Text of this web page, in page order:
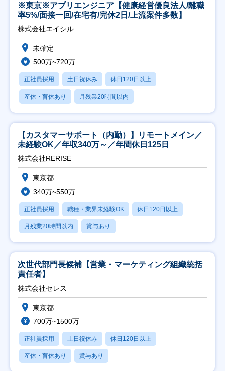
※東京※アプリエンジニア【健康経営優良法人/離職
率5%/面接一回/在宅有/完休2日/上流案件多数】
株式会社エイシル
未確定
500万~720万
正社員採用 土日祝休み 休日120日以上
産休・育休あり 月残業20時間以内
【カスタマーサポート（内勤）】リモートメイン／
未経験OK／年収340万～／年間休日125日
株式会社RERISE
東京都
340万~550万
正社員採用 職種・業界未経験OK 休日120日以上
月残業20時間以内 賞与あり
次世代部門長候補【営業・マーケティング組織統括
責任者】
株式会社セレス
東京都
700万~1500万
正社員採用 土日祝休み 休日120日以上
産休・育休あり 賞与あり